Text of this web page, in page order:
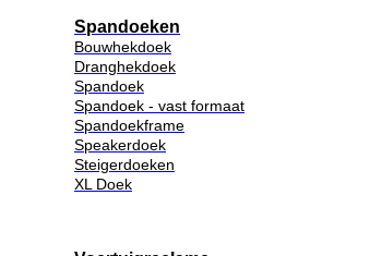
Spandoeken
Bouwhekdoek
Dranghekdoek
Spandoek
Spandoek - vast formaat
Spandoekframe
Speakerdoek
Steigerdoeken
XL Doek